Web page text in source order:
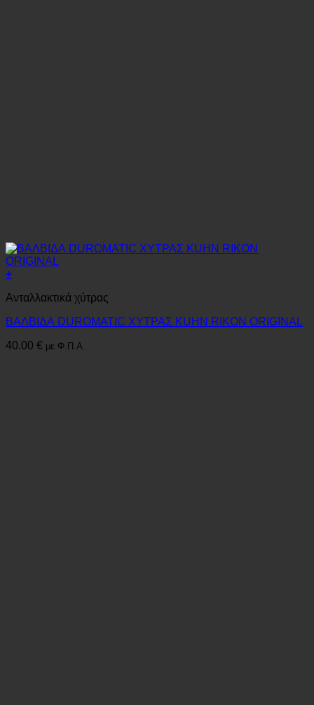
+
Ανταλλακτικά χύτρας
ΒΑΛΒΙΔΑ DUROMATIC ΧΥΤΡΑΣ KUHN RIKON ORIGINAL
40.00 € με Φ.Π.Α.